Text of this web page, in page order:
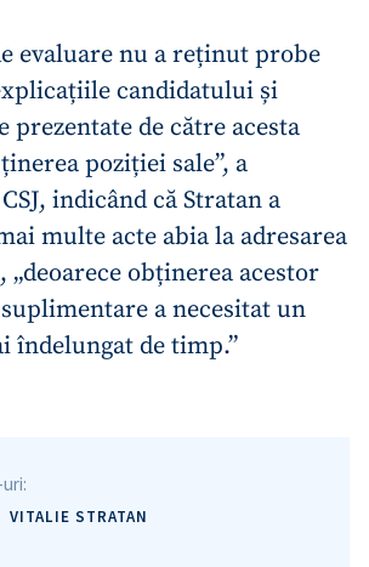
evaluare nu a reținut probe
candidatului și
de către acesta
poziției sale”, a
indicând că Stratan a
multe acte abia la adresarea
„deoarece obținerea acestor
a necesitat un
îndelungat de timp.”
VITALIE STRATAN